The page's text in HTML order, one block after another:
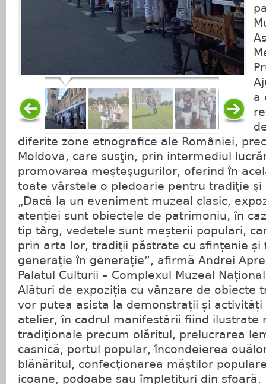
a
diferite zone etnografice ale României,
Moldova, care susţin, prin intermediul
promovarea meşteşugurilor, oferind în
toate vârstele o pledoarie pentru tradiţie
„Dacă la un eveniment muzeal clasic,
atenției sunt obiectele de patrimoniu, în
tip târg, vedetele sunt meșterii populari,
prin arta lor, tradiții păstrate cu sfințenie și
generație în generație”, afirmă Andrei
Palatul Culturii – Complexul Muzeal
Alături de expoziția cu vânzare de obiecte
vor putea asista la demonstrații și
atelier, în cadrul manifestării fiind ilustrate
tradiționale precum olăritul, prelucrarea
casnică, portul popular, încondeierea
blănăritul, confecţionarea măştilor
icoane, podoabe sau împletituri din sfoară.